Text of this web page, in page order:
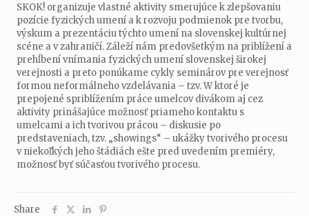
SKOK! organizuje vlastné aktivity smerujúce k zlepšovaniu
pozície fyzických umení a k rozvoju podmienok pre tvorbu,
výskum a prezentáciu týchto umení na slovenskej kultúrnej
scéne a v zahraničí. Záleží nám predovšetkým na priblížení a
prehĺbení vnímania fyzických umení slovenskej širokej
verejnosti a preto ponúkame cykly seminárov pre verejnosť
formou neformálneho vzdelávania – tzv. W ktoré je
prepojené spriblížením práce umelcov divákom aj cez
aktivity prinášajúce možnosť priameho kontaktu s
umelcami a ich tvorivou prácou – diskusie po
predstaveniach, tzv. „showings“ – ukážky tvorivého procesu
v niekoľkých jeho štádiách ešte pred uvedením premiéry,
možnosť byť súčasťou tvorivého procesu.
Share